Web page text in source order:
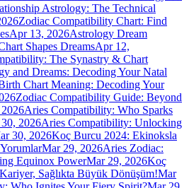
Astrology: The Technical
Zodiac Compatibility Chart: Find
Apr 13, 2026Astrology Dream
Shapes DreamsApr 12,
The Synastry & Chart
and Dreams: Decoding Your Natal
Chart Meaning: Decoding Your
Zodiac Compatibility Guide: Beyond
Aries Compatibility: Who Sparks
2026Aries Compatibility: Unlocking
30, 2026Koç Burcu 2024: Ekinoksla
Mar 29, 2026Aries Zodiac:
Equinox PowerMar 29, 2026Koç
Sağlıkta Büyük Dönüşüm!Mar